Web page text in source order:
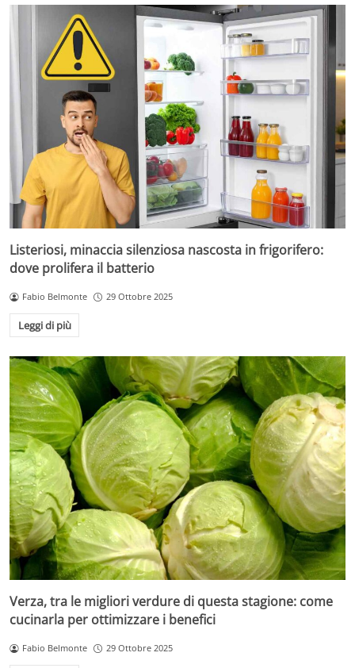
Listeriosi, minaccia silenziosa nascosta in frigorifero:
dove prolifera il batterio
Fabio Belmonte 29 Ottobre 2025
Leggi di più
Verza, tra le migliori verdure di questa stagione: come
cucinarla per ottimizzare i benefici
Fabio Belmonte 29 Ottobre 2025